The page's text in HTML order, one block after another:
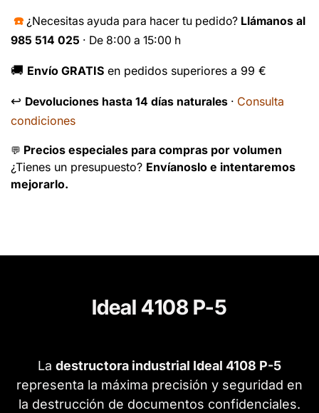
☎️ ¿Necesitas ayuda para hacer tu pedido? Llámanos al
985 514 025 · De 8:00 a 15:00 h
🚚 Envío GRATIS en pedidos superiores a 99 €
↩️ Devoluciones hasta 14 días naturales · Consulta
condiciones
💬 Precios especiales para compras por volumen
¿Tienes un presupuesto? Envíanoslo e intentaremos
mejorarlo.
Ideal 4108 P-5
La destructora industrial Ideal 4108 P-5
representa la máxima precisión y seguridad en
la destrucción de documentos confidenciales.